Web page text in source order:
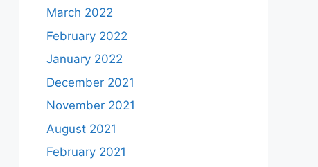
March 2022
February 2022
January 2022
December 2021
November 2021
August 2021
February 2021